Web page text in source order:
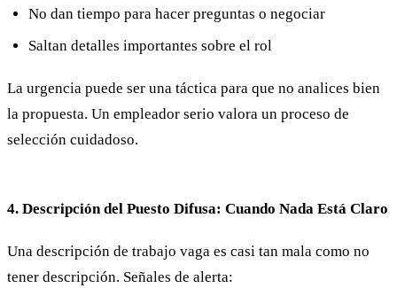
No dan tiempo para hacer preguntas o negociar
Saltan detalles importantes sobre el rol
La urgencia puede ser una táctica para que no analices bien
la propuesta. Un empleador serio valora un proceso de
selección cuidadoso.
4. Descripción del Puesto Difusa: Cuando Nada Está Claro
Una descripción de trabajo vaga es casi tan mala como no
tener descripción. Señales de alerta: